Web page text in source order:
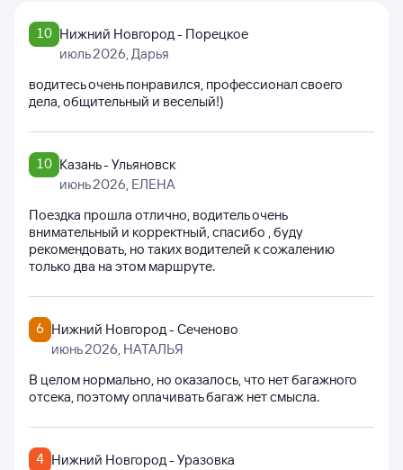
10 Нижний Новгород - Порецкое
июль 2026, Дарья
водитесь очень понравился, профессионал своего
дела, общительный и веселый!)
10 Казань - Ульяновск
июнь 2026, ЕЛЕНА
Поездка прошла отлично, водитель очень
внимательный и корректный, спасибо , буду
рекомендовать, но таких водителей к сожалению
только два на этом маршруте.
6 Нижний Новгород - Сеченово
июнь 2026, НАТАЛЬЯ
В целом нормально, но оказалось, что нет багажного
отсека, поэтому оплачивать багаж нет смысла.
4 Нижний Новгород - Уразовка